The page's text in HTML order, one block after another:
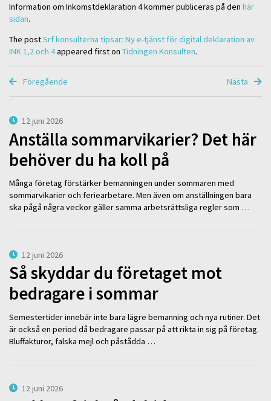
Information om Inkomstdeklaration 4 kommer publiceras på den här
sidan.
The postSrf konsulterna tipsar: Ny e-tjänst för digital deklaration av
INK 1,2 och 4appeared first on Tidningen Konsulten.
Föregående Nästa
12 juni 2026
Anställa sommarvikarier? Det här
behöver du ha koll på
Många företag förstärker bemanningen under sommaren med
sommarvikarier och feriearbetare. Men även om anställningen bara
ska pågå några veckor gäller samma arbetsrättsliga regler som …
12 juni 2026
Så skyddar du företaget mot
bedragare i sommar
Semestertider innebär inte bara lägre bemanning och nya rutiner. Det
är också en period då bedragare passar på att rikta in sig på företag.
Bluffakturor, falska mejl och påstådda …
12 juni 2026